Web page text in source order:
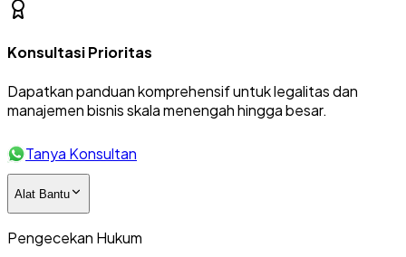
Konsultasi Prioritas
Dapatkan panduan komprehensif untuk legalitas dan
manajemen bisnis skala menengah hingga besar.
Tanya Konsultan
Alat Bantu
Pengecekan Hukum